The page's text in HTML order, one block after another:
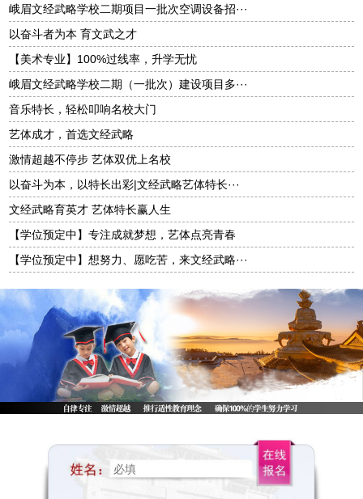
峨眉文经武略学校二期项目一批次空调设备招···
以奋斗者为本 育文武之才
【美术专业】100%过线率，升学无忧
峨眉文经武略学校二期（一批次）建设项目多···
音乐特长，轻松叩响名校大门
艺体成才，首选文经武略
激情超越不停步 艺体双优上名校
以奋斗为本，以特长出彩|文经武略艺体特长···
文经武略育英才 艺体特长赢人生
【学位预定中】专注成就梦想，艺体点亮青春
【学位预定中】想努力、愿吃苦，来文经武略···